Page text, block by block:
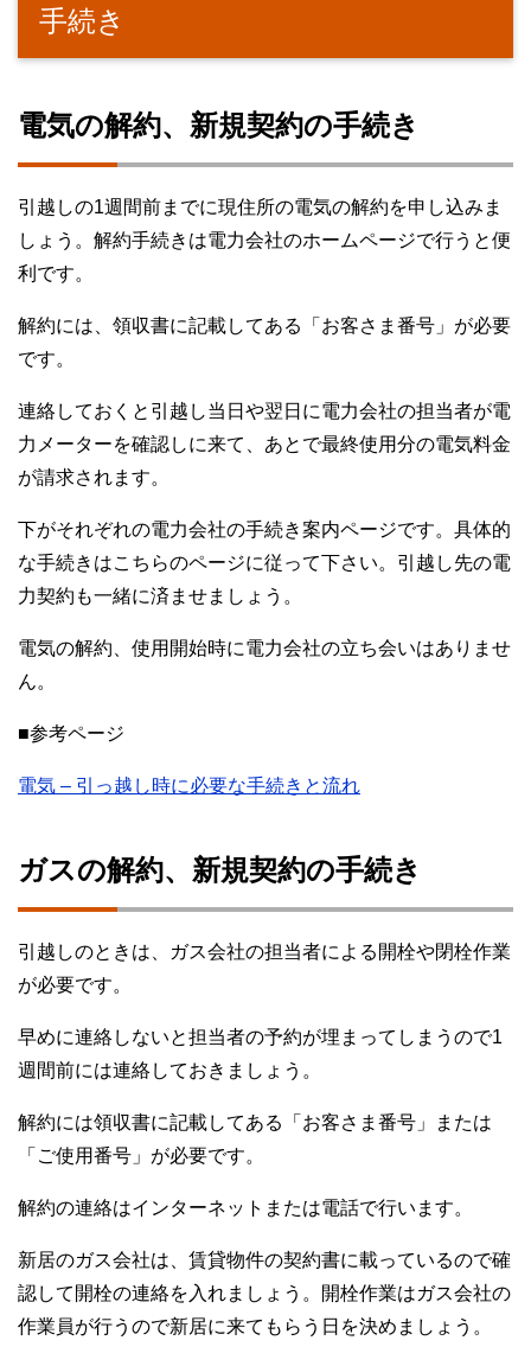
手続き
電気の解約、新規契約の手続き
引越しの1週間前までに現住所の電気の解約を申し込みま
しょう。解約手続きは電力会社のホームページで行うと便
利です。
解約には、領収書に記載してある「お客さま番号」が必要
です。
連絡しておくと引越し当日や翌日に電力会社の担当者が電
力メーターを確認しに来て、あとで最終使用分の電気料金
が請求されます。
下がそれぞれの電力会社の手続き案内ページです。具体的
な手続きはこちらのページに従って下さい。引越し先の電
力契約も一緒に済ませましょう。
電気の解約、使用開始時に電力会社の立ち会いはありませ
ん。
■参考ページ
電気 – 引っ越し時に必要な手続きと流れ
ガスの解約、新規契約の手続き
引越しのときは、ガス会社の担当者による開栓や閉栓作業
が必要です。
早めに連絡しないと担当者の予約が埋まってしまうので1
週間前には連絡しておきましょう。
解約には領収書に記載してある「お客さま番号」または
「ご使用番号」が必要です。
解約の連絡はインターネットまたは電話で行います。
新居のガス会社は、賃貸物件の契約書に載っているので確
認して開栓の連絡を入れましょう。開栓作業はガス会社の
作業員が行うので新居に来てもらう日を決めましょう。